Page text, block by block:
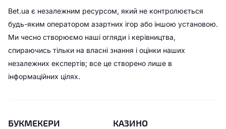
Bet.ua є незалежним ресурсом, який не контролюється
будь-яким оператором азартних ігор або іншою установою.
Ми чесно створюємо наші огляди і керівництва,
спираючись тільки на власні знання і оцінки наших
незалежних експертів; все це створено лише в
інформаційних цілях.
БУКМЕКЕРИ КАЗИНО